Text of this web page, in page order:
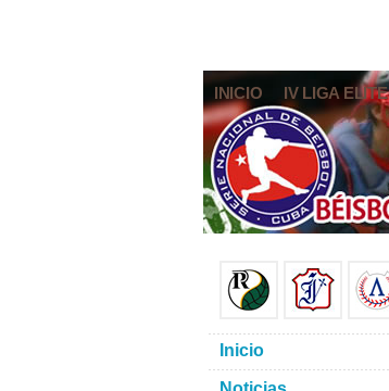
INICIO IV LIGA ELITE
Inicio